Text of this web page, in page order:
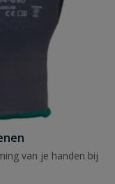
van je handen bij